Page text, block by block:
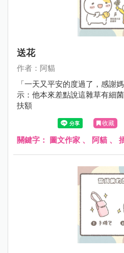
送花
作者：阿貓
「一天又平安的度過了，感謝
示：他本來差點說這雜草有細
扶額
收藏
關鍵字： 圖文作家 、 阿貓 、